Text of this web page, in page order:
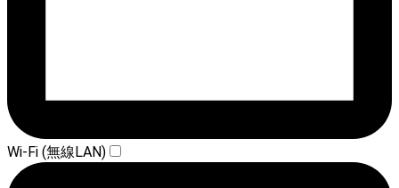
Wi-Fi (無線LAN)